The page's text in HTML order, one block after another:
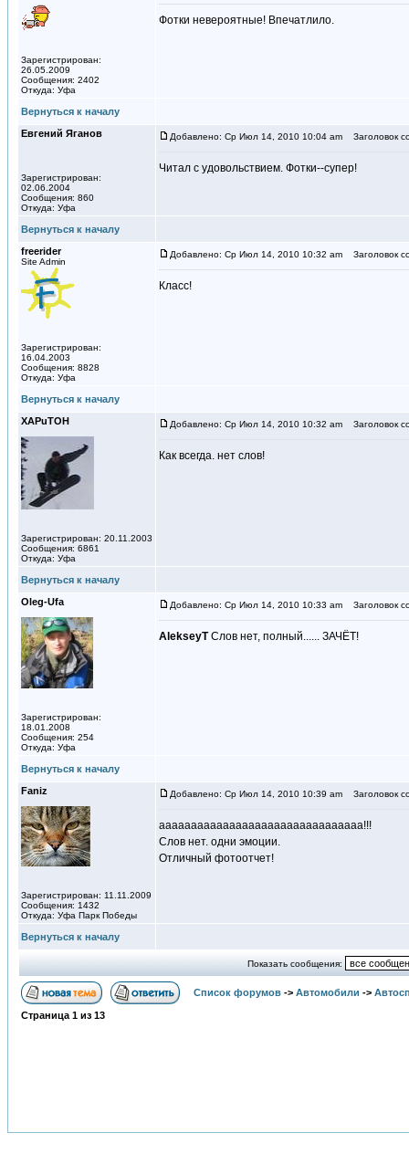
Зарегистрирован:
26.05.2009
Сообщения: 2402
Откуда: Уфа
Фотки невероятные! Впечатлило.
Вернуться к началу
Евгений Яганов
Зарегистрирован:
02.06.2004
Сообщения: 860
Откуда: Уфа
Добавлено: Ср Июл 14, 2010 10:04 am Заголовок
Читал с удовольствием. Фотки--супер!
Вернуться к началу
freerider
Site Admin
Зарегистрирован:
16.04.2003
Сообщения: 8828
Откуда: Уфа
Добавлено: Ср Июл 14, 2010 10:32 am Заголовок
Класс!
Вернуться к началу
XAPuTOH
Зарегистрирован: 20.11.2003
Сообщения: 6861
Откуда: Уфа
Добавлено: Ср Июл 14, 2010 10:32 am Заголовок
Как всегда. нет слов!
Вернуться к началу
Oleg-Ufa
Зарегистрирован:
18.01.2008
Сообщения: 254
Откуда: Уфа
Добавлено: Ср Июл 14, 2010 10:33 am Заголовок
AlekseyTСлов нет, полный...... ЗАЧЁТ!
Вернуться к началу
Faniz
Зарегистрирован: 11.11.2009
Сообщения: 1432
Откуда: Уфа Парк Победы
Добавлено: Ср Июл 14, 2010 10:39 am Заголовок
аааааааааааааааааааааааааааааааа!!!
Слов нет. одни эмоции.
Отличный фотоотчет!
Вернуться к началу
Показать сообщения:
Список форумов -> Автомобили ->
Страница 1 из 13